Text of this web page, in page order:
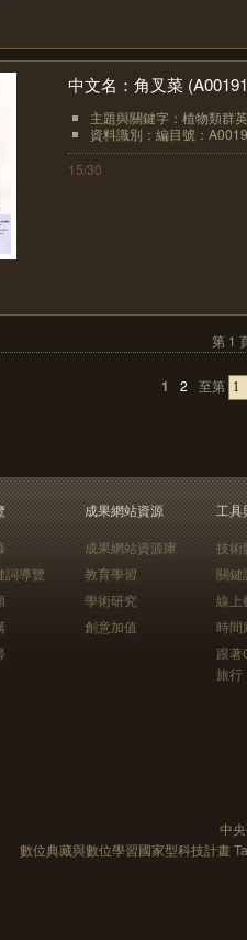
中文名：角叉菜
主題與關鍵字：植物類群
資料識別：編目號：
15/30
第 1
1 2 至第
詞導覽
成果網站資源
成果網站資源庫
教育學習
學術研究
創意加值
工具
技術
關鍵
線上
時間
跟
旅行
中
數位典藏與數位學習國家型科技計畫